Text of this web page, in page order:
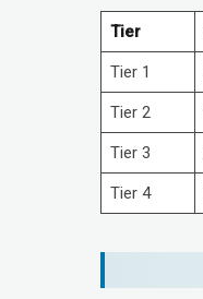
Tier
Tier 1
Tier 2
Tier 3
Tier 4